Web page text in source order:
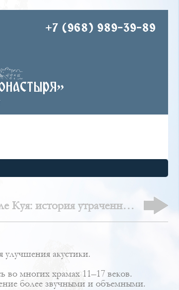
+7 (968) 989-39-89
Куя: история утраченного
акустики.
во многих храмах 11–17 веков.
более звучными и объемными.